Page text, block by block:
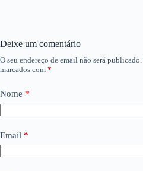
Deixe um comentário
O seu endereço de email não será publicado.
marcados com *
Nome *
Email *